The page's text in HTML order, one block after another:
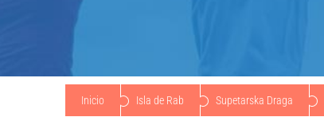
Inicio Isla de Rab Supetarska Draga